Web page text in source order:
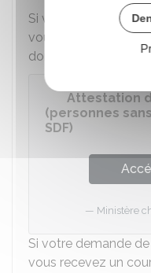
Si votre demande
vous recevez une
domicile :
Attestation
(personnes
SDF)
Ministère
Si votre demande
vous recevez un